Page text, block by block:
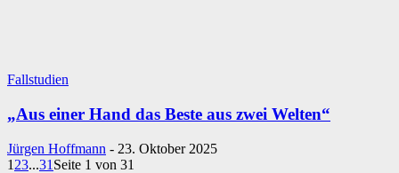
Fallstudien
„Aus einer Hand das Beste aus zwei Welten“
Jürgen Hoffmann - 23. Oktober 2025
1 23...31 Seite 1 von 31